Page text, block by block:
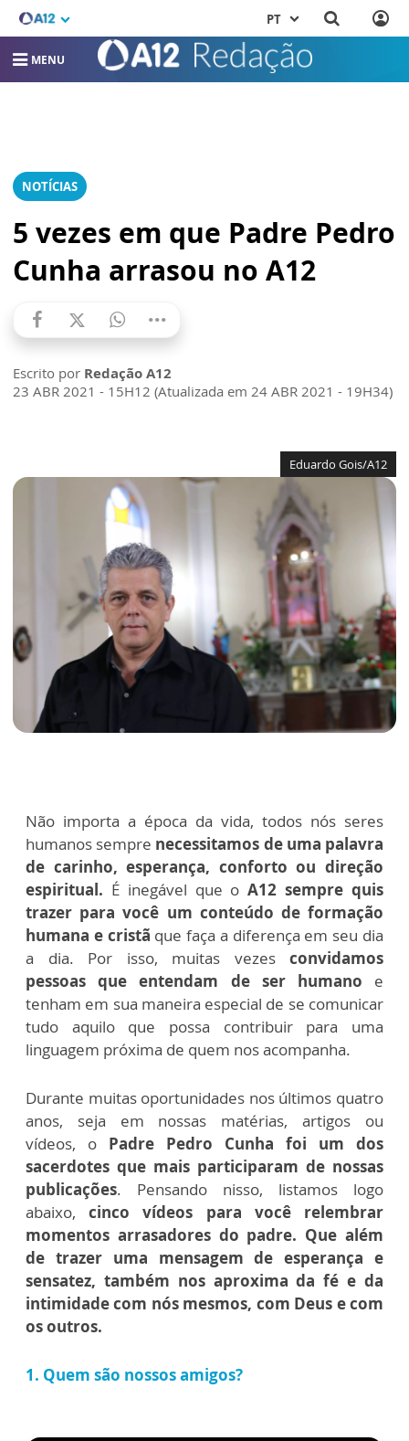
PT
MENU
NOTÍCIAS
5 vezes em que Padre Pedro
Cunha arrasou no A12
Escrito por Redação A12
23 ABR 2021 - 15H12 (Atualizada em 24 ABR 2021 - 19H34)
Eduardo Gois/A12
Não importa a época da vida, todos nós seres
humanos sempre necessitamos de uma palavra
de carinho, esperança, conforto ou direção
espiritual. É inegável que oA12 sempre quis
trazer para você um conteúdo de formação
humana e cristã que faça a diferença em seu dia
a dia. Por isso, muitas vezes convidamos
pessoas que entendam de ser humano e
tenham em sua maneira especial de se comunicar
tudo aquilo que possa contribuir para uma
linguagem próxima de quem nos acompanha.
Durante muitas oportunidades nos últimos quatro
anos, seja em nossas matérias, artigos ou
vídeos, o Padre Pedro Cunha foi um dos
sacerdotes que mais participaram de nossas
publicações. Pensando nisso, listamos logo
abaixo, cinco vídeos para você relembrar
momentos arrasadores do padre. Que além
de trazer uma mensagem de esperança e
sensatez, também nos aproxima da fé e da
intimidade com nós mesmos, com Deus e com
os outros.
1. Quem são nossos amigos?